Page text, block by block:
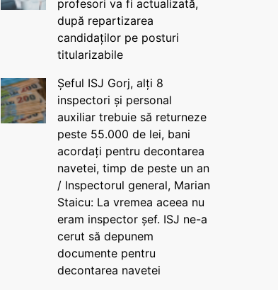
profesori va fi actualizată,
după repartizarea
candidaților pe posturi
titularizabile
Șeful ISJ Gorj, alți 8
inspectori și personal
auxiliar trebuie să returneze
peste 55.000 de lei, bani
acordați pentru decontarea
navetei, timp de peste un an
/ Inspectorul general, Marian
Staicu: La vremea aceea nu
eram inspector șef. ISJ ne-a
cerut să depunem
documente pentru
decontarea navetei